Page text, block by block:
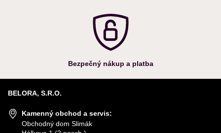
Bezpečný nákup a platba
BELORA, S.R.O.
Kamenný obchod a servis:
Obchodný dom Slimák